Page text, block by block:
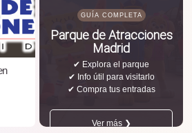
GUÍA COMPLETA
Parque de Atracciones
Madrid
✔ Explora el parque
✔ Info útil para visitarlo
✔ Compra tus entradas
Ver más ❯